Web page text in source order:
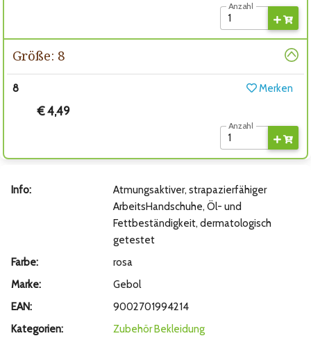
Anzahl
Größe: 8
8 Merken
€ 4,49
Anzahl
Info:
Atmungsaktiver, strapazierfähiger
ArbeitsHandschuhe, Öl- und
Fettbeständigkeit, dermatologisch
getestet
Farbe:
rosa
Marke:
Gebol
EAN:
9002701994214
Kategorien:
ZubehörBekleidung